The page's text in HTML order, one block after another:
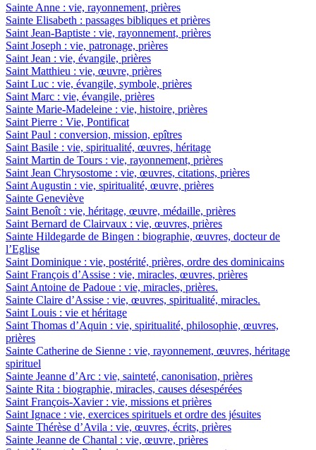
Sainte Anne : vie, rayonnement, prières
Sainte Elisabeth : passages bibliques et prières
Saint Jean-Baptiste : vie, rayonnement, prières
Saint Joseph : vie, patronage, prières
Saint Jean : vie, évangile, prières
Saint Matthieu : vie, œuvre, prières
Saint Luc : vie, évangile, symbole, prières
Saint Marc : vie, évangile, prières
Sainte Marie-Madeleine : vie, histoire, prières
Saint Pierre : Vie, Pontificat
Saint Paul : conversion, mission, epîtres
Saint Basile : vie, spiritualité, œuvres, héritage
Saint Martin de Tours : vie, rayonnement, prières
Saint Jean Chrysostome : vie, œuvres, citations, prières
Saint Augustin : vie, spiritualité, œuvre, prières
Sainte Geneviève
Saint Benoît : vie, héritage, œuvre, médaille, prières
Saint Bernard de Clairvaux : vie, œuvres, prières
Sainte Hildegarde de Bingen : biographie, œuvres, docteur de
l’Eglise
Saint Dominique : vie, postérité, prières, ordre des dominicains
Saint François d’Assise : vie, miracles, œuvres, prières
Saint Antoine de Padoue : vie, miracles, prières.
Sainte Claire d’Assise : vie, œuvres, spiritualité, miracles.
Saint Louis : vie et héritage
Saint Thomas d’Aquin : vie, spiritualité, philosophie, œuvres,
prières
Sainte Catherine de Sienne : vie, rayonnement, œuvres, héritage
spirituel
Sainte Jeanne d’Arc : vie, sainteté, canonisation, prières
Sainte Rita : biographie, miracles, causes désespérées
Saint François-Xavier : vie, missions et prières
Saint Ignace : vie, exercices spirituels et ordre des jésuites
Sainte Thérèse d’Avila : vie, œuvres, écrits, prières
Sainte Jeanne de Chantal : vie, œuvre, prières